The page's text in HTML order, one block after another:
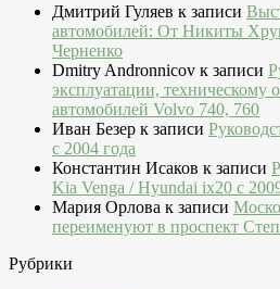
Дмитрий Гуляев к записи
автомобилей: От Никиты
Черненко
Dmitry Andronnicov к записи
эксплуатации,
автомобилей Volvo 740, 760
Иван Безер к записи
c 2004 года
Константин Исаков к записи
Kia Venga / Hyundai ix20 c
Мария Орлова к записи
переименуют в проспект
Рубрики